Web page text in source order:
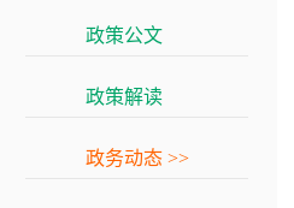
政策公文
政策解读
政务动态 >>